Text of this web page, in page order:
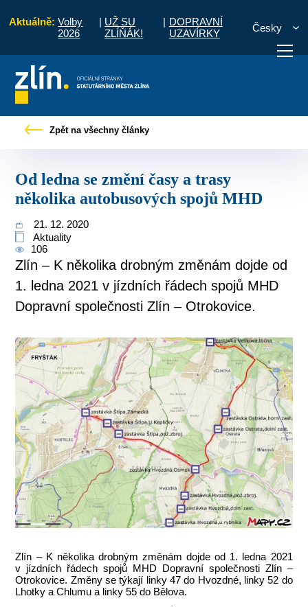
Aktuálně: Volby
2026
| UŽ SU
ZLÍŇÁK!
| DOPRAVNÍ
UZAVÍRKY
Česky
vyřídit Potřebuji zaplatit
Zpět na všechny články
Od ledna se změní časy a trasy
několika autobusových spojů MHD
21. 12. 2020
Aktuality
106
Zlín – K několika drobným změnám dojde od
1. ledna 2021 v jízdních řádech spojů MHD
Dopravní společnosti Zlín – Otrokovice.
Zlín – K několika drobným změnám dojde od 1. ledna 2021
v jízdních řádech spojů MHD Dopravní společnosti Zlín –
Otrokovice. Změny se týkají linky 47 do Hvozdné, linky 52 do
Lhotky a Chlumu a linky 55 do Bělova.